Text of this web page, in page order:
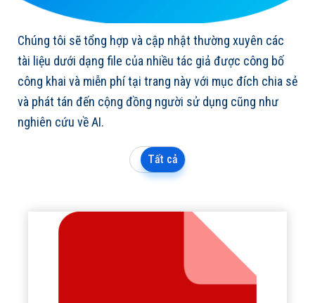
Chúng tôi sẽ tổng hợp và cập nhật thường xuyên các
tài liệu dưới dạng file của nhiều tác giả được công bố
công khai và miễn phí tại trang này với mục đích chia sẻ
và phát tán đến cộng đồng người sử dụng cũng như
nghiên cứu về AI.
Tất cả